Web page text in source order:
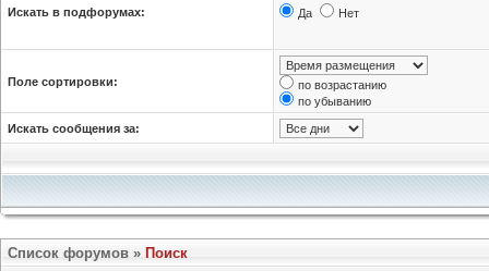
Искать в подфорумах: Да Нет
Поле сортировки:
по возрастанию
по убыванию
Искать сообщения за:
Список форумов » Поиск